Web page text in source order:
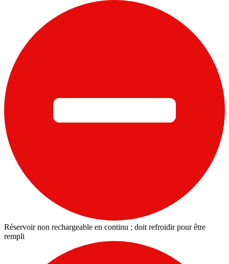
Réservoir non rechargeable en continu ; doit refroidir pour être
rempli